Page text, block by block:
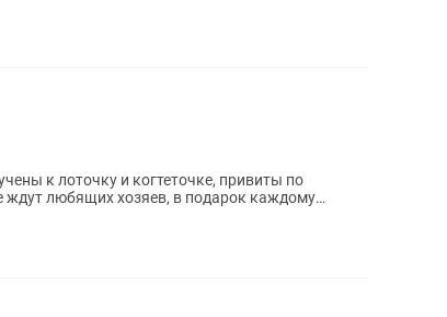
к лоточку и когтеточке, привиты по
ждут любящих хозяев, в подарок каждому